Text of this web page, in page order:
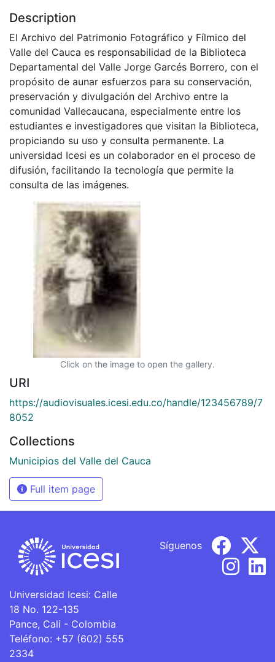
Description
El Archivo del Patrimonio Fotográfico y Fílmico del
Valle del Cauca es responsabilidad de la Biblioteca
Departamental del Valle Jorge Garcés Borrero, con el
propósito de aunar esfuerzos para su conservación,
preservación y divulgación del Archivo entre la
comunidad Vallecaucana, especialmente entre los
estudiantes e investigadores que visitan la Biblioteca,
propiciando su uso y consulta permanente. La
universidad Icesi es un colaborador en el proceso de
difusión, facilitando la tecnología que permite la
consulta de las imágenes.
Click on the image to open the gallery.
URI
https://audiovisuales.icesi.edu.co/handle/123456789/7
8052
Collections
Municipios del Valle del Cauca
Full item page
Universidad Icesi: Calle
18 No. 122-135
Pance, Cali - Colombia
Teléfono: +57 (602) 555
2334
Síguenos